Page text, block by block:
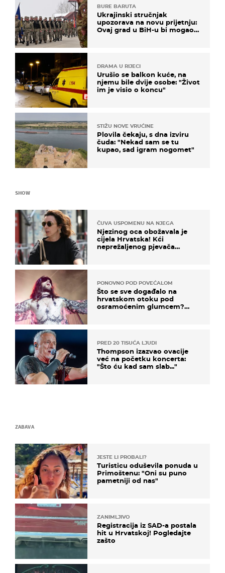
BURE BARUTA
Ukrajinski stručnjak
upozorava na novu prijetnju:
Ovaj grad u BiH-u bi mogao
DRAMA U RIJECI
Urušio se balkon kuće, na
njemu bile dvije osobe: "Život
im je visio o koncu"
STIŽU NOVE VRUĆINE
Plovila čekaju, s dna izviru
čuda: "Nekad sam se tu
kupao, sad igram nogomet"
SHOW
ČUVA USPOMENU NA NJEGA
Njezinog oca obožavala je
cijela Hrvatska! Kći
neprežaljenog pjevača
PONOVNO POD POVEĆALOM
Što se sve događalo na
hrvatskom otoku pod
osramoćenim glumcem?
PRED 20 TISUĆA LJUDI
Thompson izazvao ovacije
već na početku koncerta:
"Što ću kad sam slab..."
ZABAVA
JESTE LI PROBALI?
Turisticu oduševila ponuda u
Primoštenu: "Oni su puno
pametniji od nas"
ZANIMLJIVO
Registracija iz SAD-a postala
hit u Hrvatskoj! Pogledajte
zašto